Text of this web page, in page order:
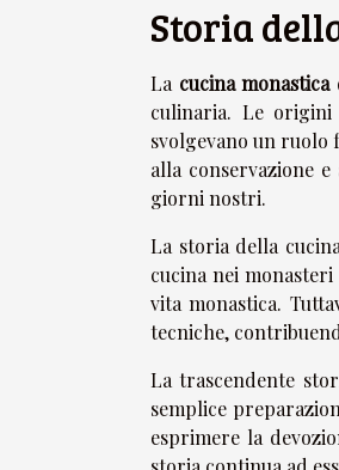
Storia
La cucina monastica
culinaria. Le
svolgevano un ruolo
alla conservazione
giorni nostri.
La storia della
cucina nei
vita monastica.
tecniche,
La trascendente
semplice
esprimere la